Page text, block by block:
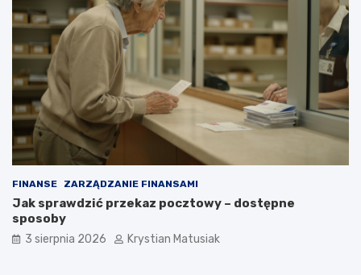
FINANSE ZARZĄDZANIE FINANSAMI
Jak sprawdzić przekaz pocztowy – dostępne
sposoby
3 sierpnia 2026 Krystian Matusiak